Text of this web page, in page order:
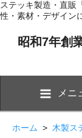
ステッキ製造・直販
性・素材・デザイン
昭和7年創
メニ
ホーム > 木製ス